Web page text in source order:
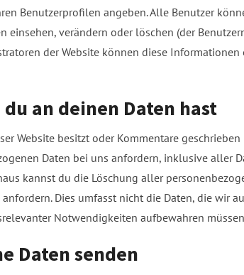
Benutzerprofilen angeben. Alle Benutzer
einsehen, verändern oder löschen (der
der Website können diese
an deinen Daten hast
Website besitzt oder Kommentare
Daten bei uns anfordern, inklusive aller
kannst du die Löschung aller
Dies umfasst nicht die Daten, die wir
Notwendigkeiten aufbewahren
Daten senden